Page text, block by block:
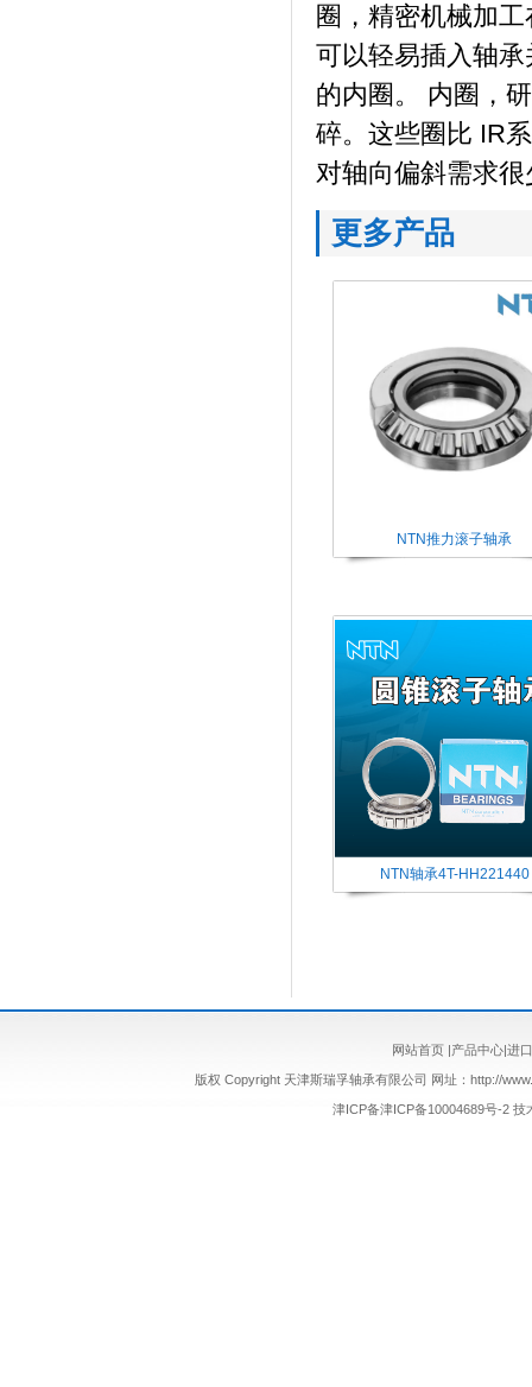
圈，精密机械加
可以轻易插入轴
的内圈。 内圈，
碎。这些圈比 IR
对轴向偏斜需求
更多产品
NTN推力滚子轴承
NTN轴承4T-HH221440
网站首页 |产品中心|进
版权 Copyright 天津斯瑞孚轴承有限公司 网址：http://
津ICP备津ICP备10004689号-2 技